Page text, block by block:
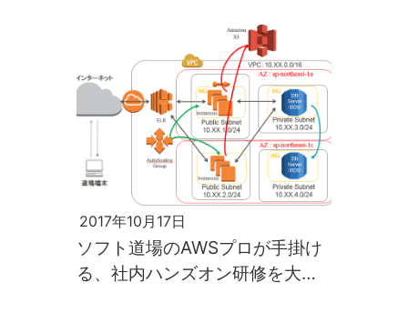
2017年10月17日
ソフト道場のAWSプロが手掛け
る、社内ハンズオン研修を大公